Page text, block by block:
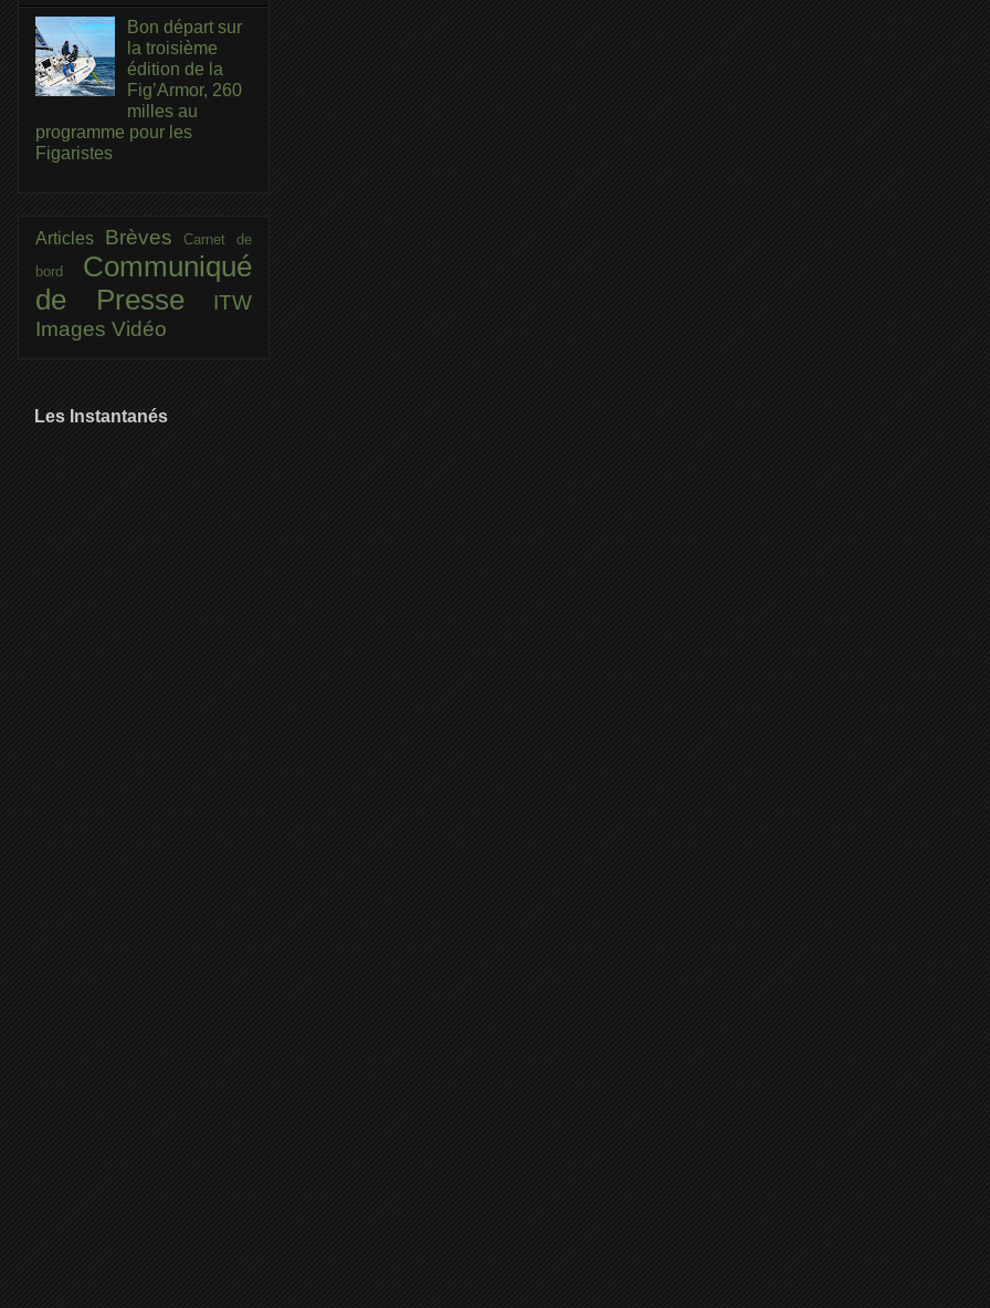
Bon départ sur
la troisième
édition de la
Fig’Armor, 260
milles au
programme pour les
Figaristes
Articles BrèvesCarnet de
bord Communiqué
de Presse
ITW
Images Vidéo
Les Instantanés